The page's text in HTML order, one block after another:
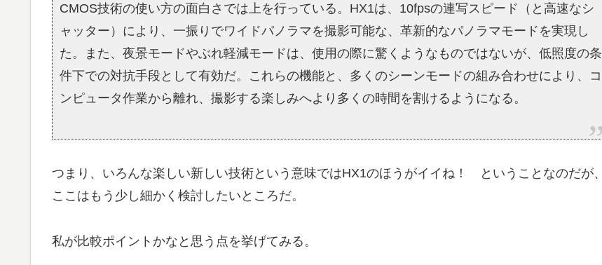
CMOS技術の使い方の面白さでは上を行っている。HX1は、10fpsの連写スピード（と高速なシ
ャッター）により、一振りでワイドパノラマを撮影可能な、革新的なパノラマモードを実現し
た。また、夜景モードやぶれ軽減モードは、使用の際に驚くようなものではないが、低照度の条
件下での対抗手段として有効だ。これらの機能と、多くのシーンモードの組み合わせにより、コ
ンピュータ作業から離れ、撮影する楽しみへより多くの時間を割けるようになる。
つまり、いろんな楽しい新しい技術という意味ではHX1のほうがイイね！ ということなのだが、
ここはもう少し細かく検討したいところだ。
私が比較ポイントかなと思う点を挙げてみる。